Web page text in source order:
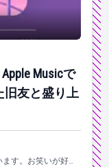
Musicで同じプレ
Musicで
旧友と盛り上
ます。お笑いが好